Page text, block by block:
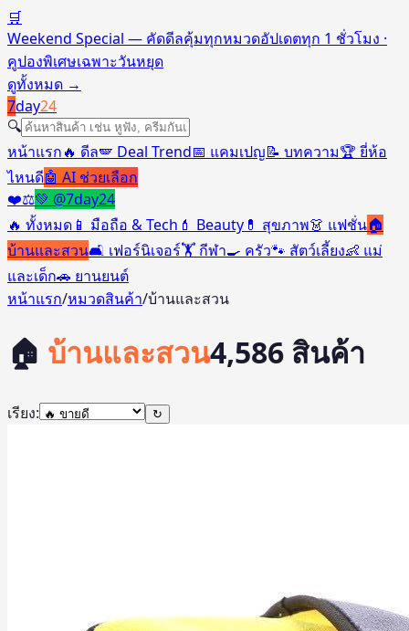
🛒
Weekend Special — คัดดีลคุ้มทุกหมวดอัปเดตทุก 1 ชั่วโมง ·
คูปองพิเศษเฉพาะวันหยุด
ดูทั้งหมด →
7day24
🔍
หน้าแรก🔥 ดีล🪽 Deal Trend📅 แคมเปญ📝 บทความ🏆 ยี่ห้อ
ไหนดี🤖 AI ช่วยเลือก
❤️⚖️💚 @7day24
🔥 ทั้งหมด 📱 มือถือ & Tech 💄 Beauty 💊 สุขภาพ👗 แฟชั่น🏠
บ้านและสวน🛋️ เฟอร์นิเจอร์🏋️ กีฬา🍳 ครัว🐾 สัตว์เลี้ยง👶 แม่
และเด็ก🚗 ยานยนต์
หน้าแรก/หมวดสินค้า/บ้านและสวน
🏠 บ้านและสวน4,586 สินค้า
เรียง: ↻